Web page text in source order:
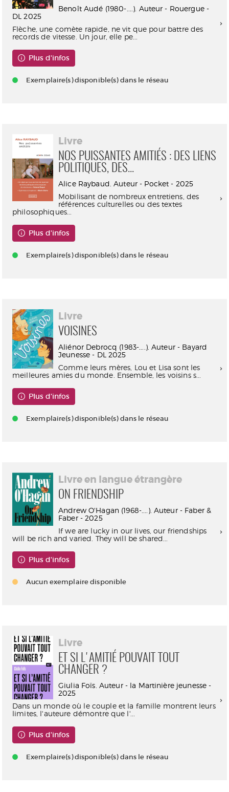
Benoît Audé (1980-....). Auteur - Rouergue -
DL 2025
Flèche, une comète rapide, ne vit que pour battre des
records de vitesse. Un jour, elle pe...
Plus d'infos
Exemplaire(s) disponible(s) dans le réseau
Livre
NOS PUISSANTES AMITIÉS : DES LIENS
POLITIQUES, DES...
Alice Raybaud. Auteur - Pocket - 2025
Mobilisant de nombreux entretiens, des
références culturelles ou des textes
philosophiques...
Plus d'infos
Exemplaire(s) disponible(s) dans le réseau
Livre
VOISINES
Aliénor Debrocq (1983-....). Auteur - Bayard
Jeunesse - DL 2025
Comme leurs mères, Lou et Lisa sont les
meilleures amies du monde. Ensemble, les voisins s...
Plus d'infos
Exemplaire(s) disponible(s) dans le réseau
Livre en langue étrangère
ON FRIENDSHIP
Andrew O'Hagan (1968-....). Auteur - Faber &
Faber - 2025
If we are lucky in our lives, our friendships
will be rich and varied. They will be shared...
Plus d'infos
Aucun exemplaire disponible
Livre
ET SI L'AMITIÉ POUVAIT TOUT
CHANGER ?
Giulia Foïs. Auteur - la Martinière jeunesse -
2025
Dans un monde où le couple et la famille montrent leurs
limites, l'auteure démontre que l'...
Plus d'infos
Exemplaire(s) disponible(s) dans le réseau